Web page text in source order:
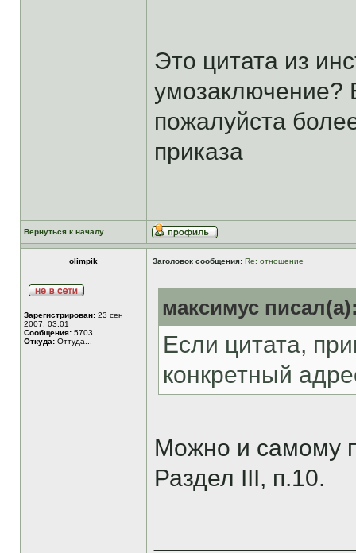
Это цитата из
умозаключение?
пожалуйста
приказа
Вернуться к началу
olimpik Заголовок сообщения: Re: отношение
Зарегистрирован: 23 сен
2007, 03:01
Сообщения: 5703
Откуда: Оттуда...
максимус
Если цитата,
конкретный
Можно и самому
Раздел III, п.10.